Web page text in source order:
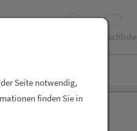
Wunschliste
Seite notwendig,
finden Sie in